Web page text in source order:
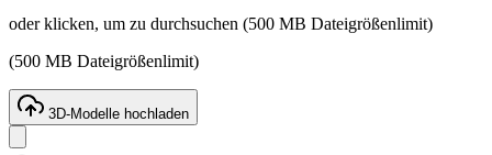
oder klicken, um zu durchsuchen (500 MB Dateigrößenlimit)
(500 MB Dateigrößenlimit)
3D-Modelle hochladen